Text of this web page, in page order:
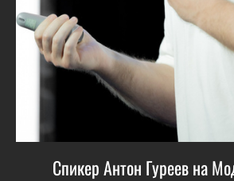
Спикер Антон Гуреев на